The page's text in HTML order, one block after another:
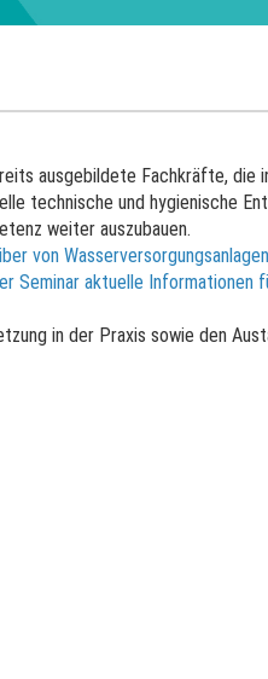
ausgebildete Fachkräfte, die
technische und hygienische
weiter auszubauen.
von
Seminar aktuelle Informationen
in der Praxis sowie den